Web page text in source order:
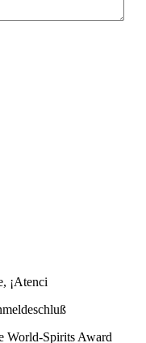
¡Atenci
World-Spirits Award